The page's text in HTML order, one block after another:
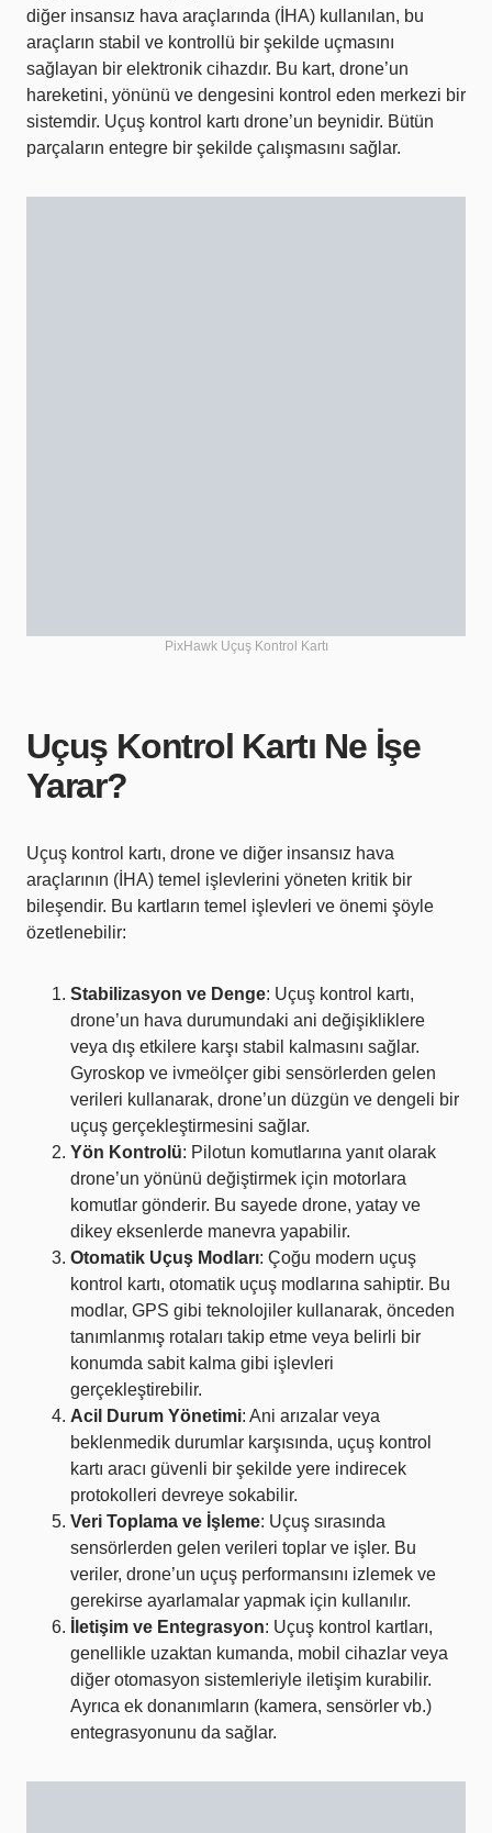
diğer insansız hava araçlarında (İHA) kullanılan, bu
araçların stabil ve kontrollü bir şekilde uçmasını
sağlayan bir elektronik cihazdır. Bu kart, drone’un
hareketini, yönünü ve dengesini kontrol eden merkezi bir
sistemdir. Uçuş kontrol kartı drone’un beynidir. Bütün
parçaların entegre bir şekilde çalışmasını sağlar.
PixHawk Uçuş Kontrol Kartı
Uçuş Kontrol Kartı Ne İşe
Yarar?
Uçuş kontrol kartı, drone ve diğer insansız hava
araçlarının (İHA) temel işlevlerini yöneten kritik bir
bileşendir. Bu kartların temel işlevleri ve önemi şöyle
özetlenebilir:
Stabilizasyon ve Denge: Uçuş kontrol kartı,
drone’un hava durumundaki ani değişikliklere
veya dış etkilere karşı stabil kalmasını sağlar.
Gyroskop ve ivmeölçer gibi sensörlerden gelen
verileri kullanarak, drone’un düzgün ve dengeli bir
uçuş gerçekleştirmesini sağlar.
Yön Kontrolü: Pilotun komutlarına yanıt olarak
drone’un yönünü değiştirmek için motorlara
komutlar gönderir. Bu sayede drone, yatay ve
dikey eksenlerde manevra yapabilir.
Otomatik Uçuş Modları: Çoğu modern uçuş
kontrol kartı, otomatik uçuş modlarına sahiptir. Bu
modlar, GPS gibi teknolojiler kullanarak, önceden
tanımlanmış rotaları takip etme veya belirli bir
konumda sabit kalma gibi işlevleri
gerçekleştirebilir.
Acil Durum Yönetimi: Ani arızalar veya
beklenmedik durumlar karşısında, uçuş kontrol
kartı aracı güvenli bir şekilde yere indirecek
protokolleri devreye sokabilir.
Veri Toplama ve İşleme: Uçuş sırasında
sensörlerden gelen verileri toplar ve işler. Bu
veriler, drone’un uçuş performansını izlemek ve
gerekirse ayarlamalar yapmak için kullanılır.
İletişim ve Entegrasyon: Uçuş kontrol kartları,
genellikle uzaktan kumanda, mobil cihazlar veya
diğer otomasyon sistemleriyle iletişim kurabilir.
Ayrıca ek donanımların (kamera, sensörler vb.)
entegrasyonunu da sağlar.